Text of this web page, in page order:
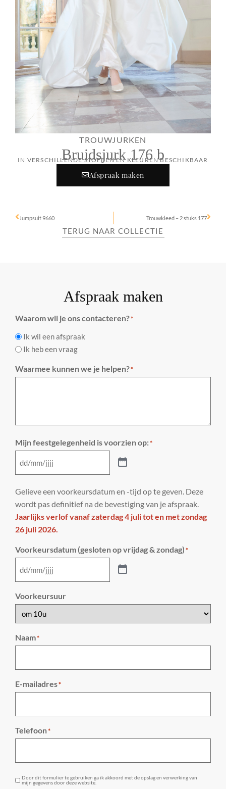
TROUWJURKEN
Bruidsjurk 176 b
IN VERSCHILLENDE STOFFEN EN KLEUREN BESCHIKBAAR
Afspraak maken
Jumpsuit 9660 Trouwkleed – 2 stuks 177
TERUG NAAR COLLECTIE
Afspraak maken
Waarom wil je ons contacteren?*
Ik wil een afspraak
Ik heb een vraag
Waarmee kunnen we je helpen?*
Mijn feestgelegenheid is voorzien op:*
Gelieve een voorkeursdatum en -tijd op te geven. Deze
wordt pas definitief na de bevestiging van je afspraak.
Jaarlijks verlof vanaf zaterdag 4 juli tot en met zondag
26 juli 2026.
Voorkeursdatum (gesloten op vrijdag & zondag)*
Voorkeursuur
Naam*
E-mailadres*
Telefoon*
Door dit formulier te gebruiken ga ik akkoord met de opslag en verwerking van
mijn gegevens door deze website.